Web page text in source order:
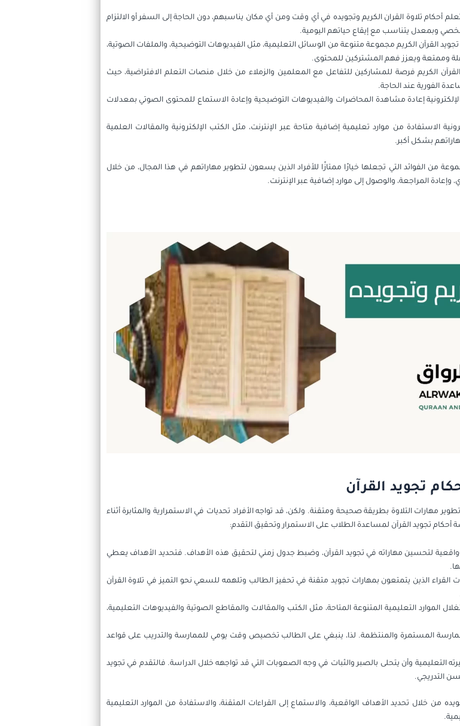
أحكام تلاوة القران الكريم وتجويده في أي وقت ومن أي مكان يناسبهم، دون الحاجة إلى السفر أو الالتزام
وبمعدل يتناسب مع إيقاع حياتهم اليومية.
القرآن الكريم مجموعة متنوعة من الوسائل التعليمية، مثل الفيديوهات التوضيحية، والملفات الصوتية،
وممتعة ويعزز فهم المشتركين للمحتوى.
القرآن الكريم فرصة للمشاركين للتفاعل مع المعلمين والزملاء من خلال منصات التعلم الافتراضية، حيث
الفورية عند الحاجة.
إعادة مشاهدة المحاضرات والفيديوهات التوضيحية وإعادة الاستماع للمحتوى الصوتي بمعدلات
الاستفادة من موارد تعليمية إضافية متاحة عبر الإنترنت، مثل الكتب الإلكترونية والمقالات العلمية
بشكل أكبر.
من الفوائد التي تجعلها خيارًا ممتازًا للأفراد الذين يسعون لتطوير مهاراتهم في هذا المجال، من خلال
وإعادة المراجعة، والوصول إلى موارد إضافية عبر الإنترنت.
تجويد القرآن
مهارات التلاوة بطريقة صحيحة ومتقنة. ولكن، قد تواجه الأفراد تحديات في الاستمرارية والمثابرة أثناء
أحكام تجويد القرآن لمساعدة الطلاب على الاستمرار وتحقيق التقدم:
لتحسين مهاراته في تجويد القرآن، وضبط جدول زمني لتحقيق هذه الأهداف. فتحديد الأهداف يعطي
القراء الذين يتمتعون بمهارات تجويد متقنة في تحفيز الطالب وتلهمه للسعي نحو التميز في تلاوة القرآن
الموارد التعليمية المتنوعة المتاحة، مثل الكتب والمقالات والمقاطع الصوتية والفيديوهات التعليمية،
المستمرة والمنتظمة. لذا، ينبغي على الطالب تخصيص وقت يومي للممارسة والتدريب على قواعد
وأن يتحلى بالصبر والثبات في وجه الصعوبات التي قد تواجهه خلال الدراسة. فالتقدم في تجويد
التدريجي.
من خلال تحديد الأهداف الواقعية، والاستماع إلى القراءات المتقنة، والاستفادة من الموارد التعليمية